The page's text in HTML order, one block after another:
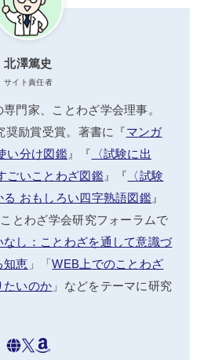
北澤篤史
サイト責任者
門家、ことわざ学会理事。
奨励賞受賞。著書に『マンガ
い分け図鑑』『 〈試験に出
ごいことわざ図鑑』『 〈試験
おもしろい四字熟語図鑑』
とわざ学会研究フォーラムで
なし：ことわざを通して意識づ
知恵 」「WEB上でのことわざ
たいのか 」などをテーマに研究